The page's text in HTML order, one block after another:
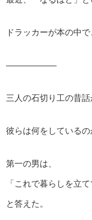
ドラッカーが本の中
——————
三人の石切り工の昔話
彼らは何をしているの
第一の男は、
「これで暮らしを立て
と答えた。